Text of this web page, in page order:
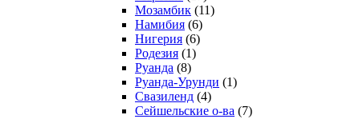
Мозамбик (11)
Намибия (6)
Нигерия (6)
Родезия (1)
Руанда (8)
Руанда-Урунди (1)
Свазиленд (4)
Сейшельские о-ва (7)